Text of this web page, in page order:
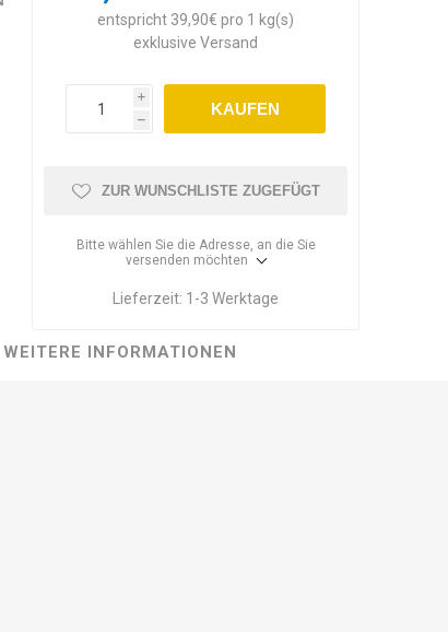
entspricht 39,90€ pro 1 kg(s)
exklusiveVersand
i
h
KAUFEN
ZUR WUNSCHLISTE ZUGEFÜGT
Bitte wählen Sie die Adresse, an die Sie
versenden möchten
Lieferzeit: 1-3 Werktage
WEITERE INFORMATIONEN